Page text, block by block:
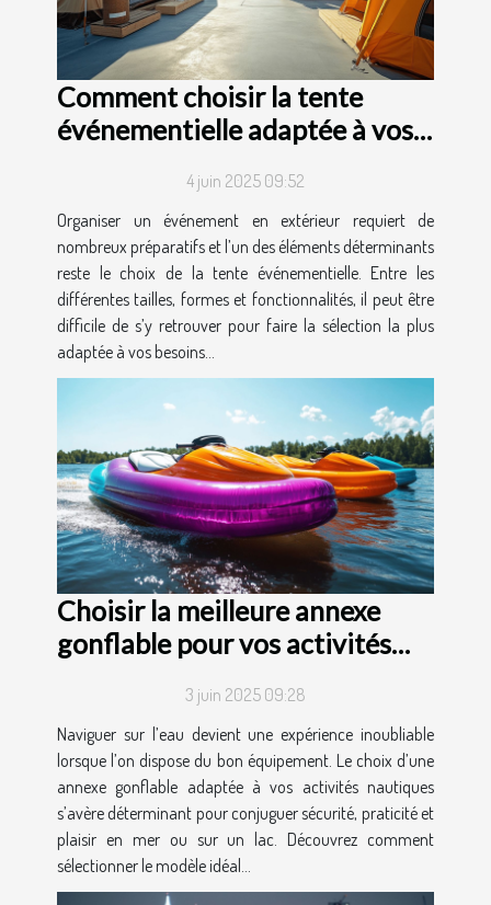
Comment choisir la tente
événementielle adaptée à vos
4 juin 2025 09:52
Organiser un événement en extérieur requiert de
nombreux préparatifs et l’un des éléments déterminants
reste le choix de la tente événementielle. Entre les
différentes tailles, formes et fonctionnalités, il peut être
difficile de s’y retrouver pour faire la sélection la plus
adaptée à vos besoins...
Choisir la meilleure annexe
gonflable pour vos activités
3 juin 2025 09:28
Naviguer sur l’eau devient une expérience inoubliable
lorsque l’on dispose du bon équipement. Le choix d’une
annexe gonflable adaptée à vos activités nautiques
s’avère déterminant pour conjuguer sécurité, praticité et
plaisir en mer ou sur un lac. Découvrez comment
sélectionner le modèle idéal...